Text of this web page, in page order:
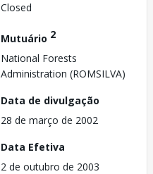
Closed
Mutuário 2
National Forests
Administration (ROMSILVA)
Data de divulgação
28 de março de 2002
Data Efetiva
2 de outubro de 2003